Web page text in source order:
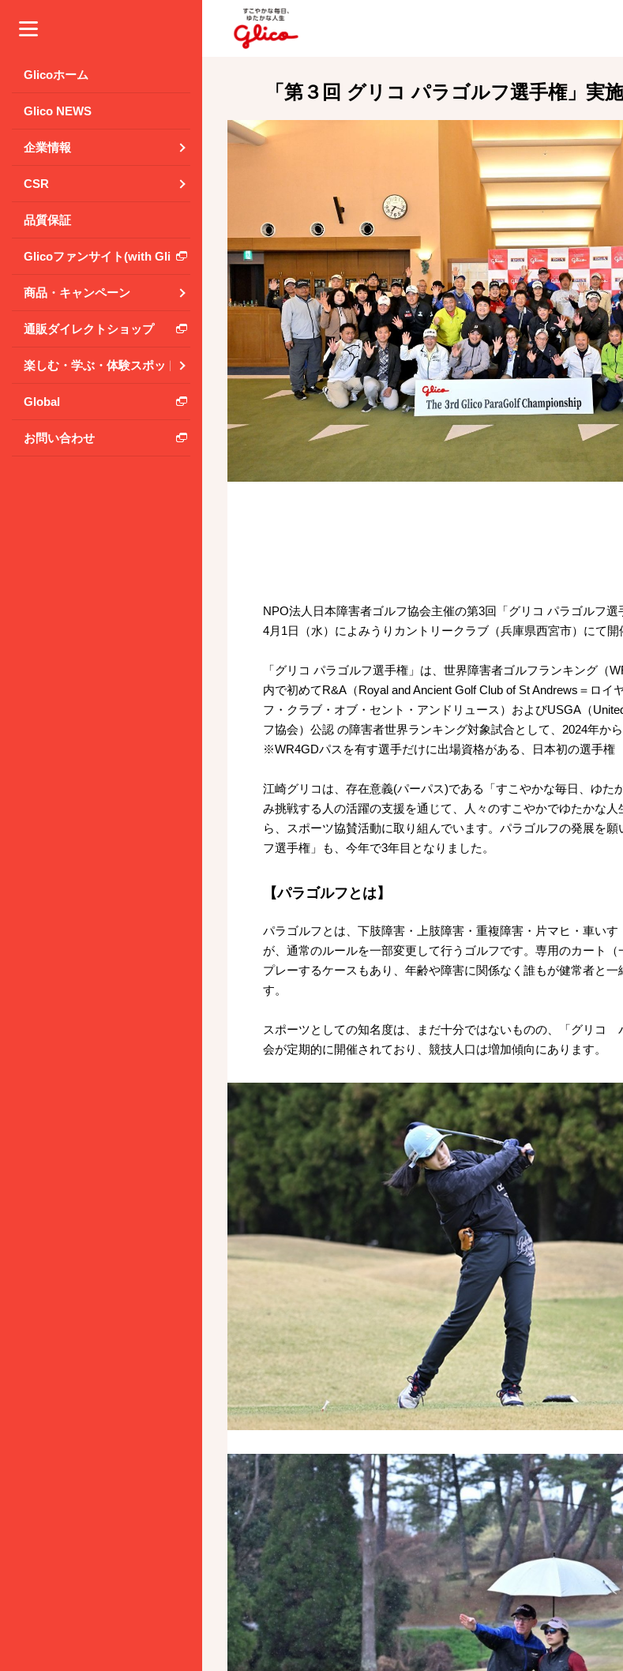
Glicoホーム
Glico NEWS
企業情報
CSR
品質保証
Glicoファンサイト(with Glico Park)
商品・キャンペーン
通販ダイレクトショップ
楽しむ・学ぶ・体験スポット
Global
お問い合わせ
「第３回 グリコ パラゴルフ選手権」実
NPO法人日本障害者ゴルフ協会主催の第3回「グリコ パラゴルフ選
4月1日（水）によみうりカントリークラブ（兵庫県西宮市）にて開
「グリコ パラゴルフ選手権」は、世界障害者ゴルフランキング（
内で初めてR&A（Royal and Ancient Golf Club of St Andrews＝ロイ
フ・クラブ・オブ・セント・アンドリュース）およびUSGA（
フ協会）公認 の障害者世界ランキング対象試合として、2024年から
※WR4GDパスを有す選手だけに出場資格がある、日本初の選手権
江崎グリコは、存在意義(パーパス)である「すこやかな毎日、ゆた
み挑戦する人の活躍の支援を通じて、人々のすこやかでゆたかな
ら、スポーツ協賛活動に取り組んでいます。パラゴルフの発展を
フ選手権」も、今年で3年目となりました。
【パラゴルフとは】
パラゴルフとは、下肢障害・上肢障害・重複障害・片マヒ・車いす
が、通常のルールを一部変更して行うゴルフです。専用のカート
プレーするケースもあり、年齢や障害に関係なく誰もが健常者と
す。
スポーツとしての知名度は、まだ十分ではないものの、「グリコ
会が定期的に開催されており、競技人口は増加傾向にあります。